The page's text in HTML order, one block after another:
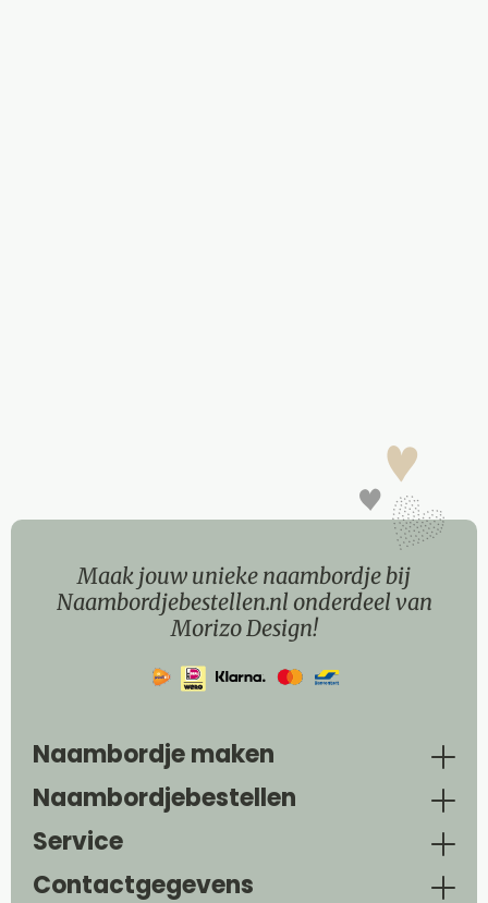
Maak jouw unieke naambordje bij
Naambordjebestellen.nl onderdeel van
Morizo Design!
Naambordje maken
Naambordjebestellen
Service
Contactgegevens